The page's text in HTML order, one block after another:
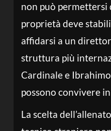
non può permettersi
proprietà deve
affidarsi a un
struttura più
Cardinale e
possono convivere
La scelta